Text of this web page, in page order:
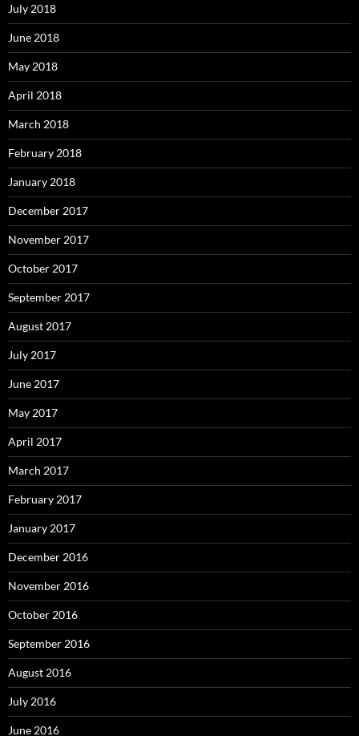
July 2018
June 2018
May 2018
April 2018
March 2018
February 2018
January 2018
December 2017
November 2017
October 2017
September 2017
August 2017
July 2017
June 2017
May 2017
April 2017
March 2017
February 2017
January 2017
December 2016
November 2016
October 2016
September 2016
August 2016
July 2016
June 2016